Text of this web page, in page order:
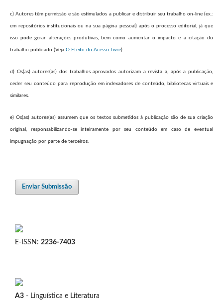
c) Autores têm permissão e são estimulados a publicar e distribuir seu trabalho on-line (ex.:
em repositórios institucionais ou na sua página pessoal) após o processo editorial, já que
isso pode gerar alterações produtivas, bem como aumentar o impacto e a citação do
trabalho publicado (Veja O Efeito do Acesso Livre).
d) Os(as) autores(as) dos trabalhos aprovados autorizam a revista a, após a publicação,
ceder seu conteúdo para reprodução em indexadores de conteúdo, bibliotecas virtuais e
similares.
e) Os(as) autores(as) assumem que os textos submetidos à publicação são de sua criação
original, responsabilizando-se inteiramente por seu conteúdo em caso de eventual
impugnação por parte de terceiros.
Enviar Submissão
E-ISSN: 2236-7403
A3 - Linguística e Literatura